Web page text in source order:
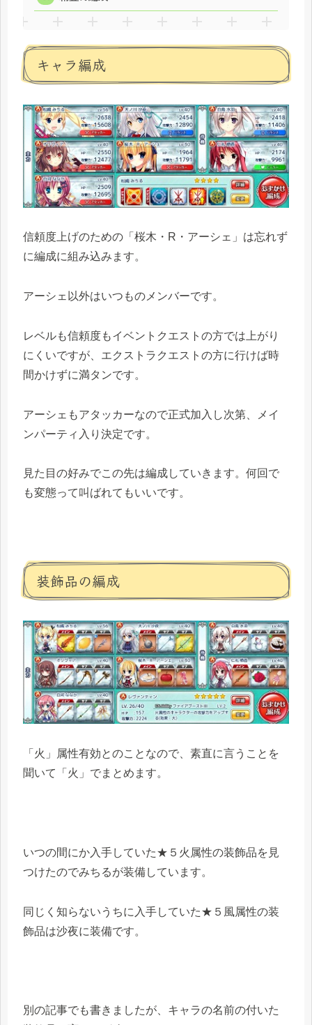
キャラ編成
信頼度上げのための「桜木・R・アーシェ」は忘れず
に編成に組み込みます。
アーシェ以外はいつものメンバーです。
レベルも信頼度もイベントクエストの方では上がり
にくいですが、エクストラクエストの方に行けば時
間かけずに満タンです。
アーシェもアタッカーなので正式加入し次第、メイ
ンパーティ入り決定です。
見た目の好みでこの先は編成していきます。何回で
も変態って叫ばれてもいいです。
装飾品の編成
「火」属性有効とのことなので、素直に言うことを
聞いて「火」でまとめます。
いつの間にか入手していた★５火属性の装飾品を見
つけたのでみちるが装備しています。
同じく知らないうちに入手していた★５風属性の装
飾品は沙夜に装備です。
別の記事でも書きましたが、キャラの名前の付いた